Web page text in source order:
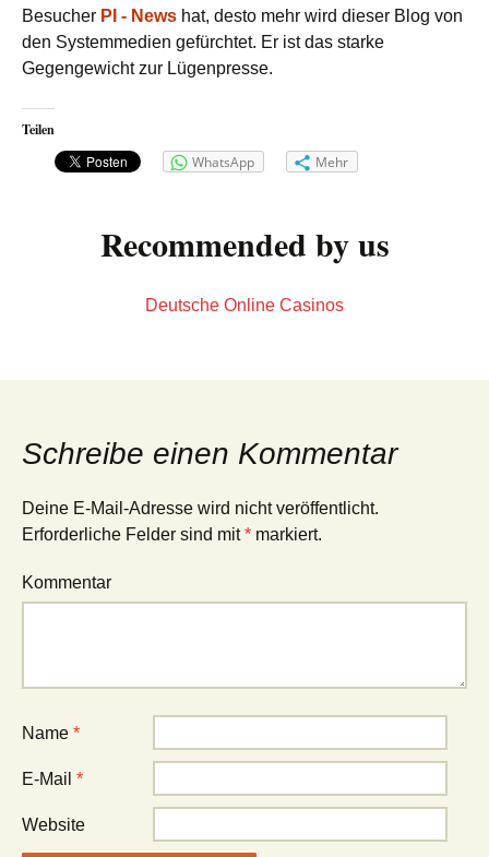
Besucher PI - News hat, desto mehr wird dieser Blog von
den Systemmedien gefürchtet. Er ist das starke
Gegengewicht zur Lügenpresse.
Teilen
WhatsApp
Mehr
Recommended by us
Deutsche Online Casinos
Schreibe einen Kommentar
Deine E-Mail-Adresse wird nicht veröffentlicht.
Erforderliche Felder sind mit* markiert.
Kommentar
Name *
E-Mail *
Website